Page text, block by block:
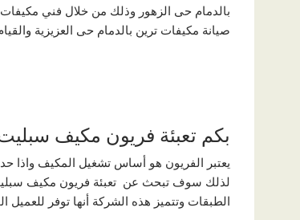
بالدمام حى الزهور وذلك من خلال فني مكيفات
صيانة مكيفات ترين بالدمام حى العزيزية
بكم تعبئة فريون مكيف سبليت
يعتبر الفريون هو أساس تشغيل المكيف
لذلك سوف تبحث عن تعبئة فريون مكيف
الطبقات وتتميز هذه الشركة أنها توفر